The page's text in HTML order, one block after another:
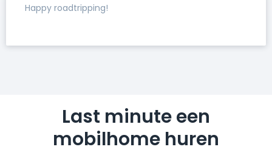
Happy roadtripping!
Last minute een
mobilhome huren